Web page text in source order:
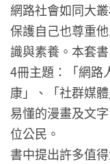
網路社會如同大
保護自己也尊重
識與素養。本套
4冊主題：「網路
康」、「社群媒
易懂的漫畫及文
位公民。
書中提出許多值